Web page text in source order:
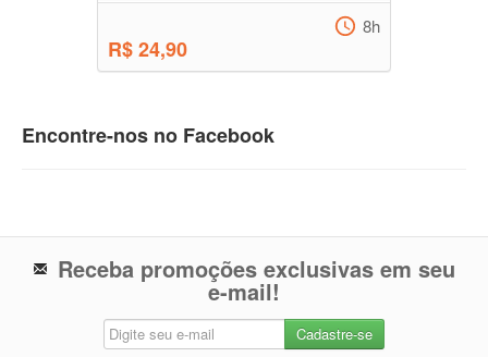
R$ 24,90
8h
Encontre-nos no Facebook
Receba promoções exclusivas em seu
e-mail!